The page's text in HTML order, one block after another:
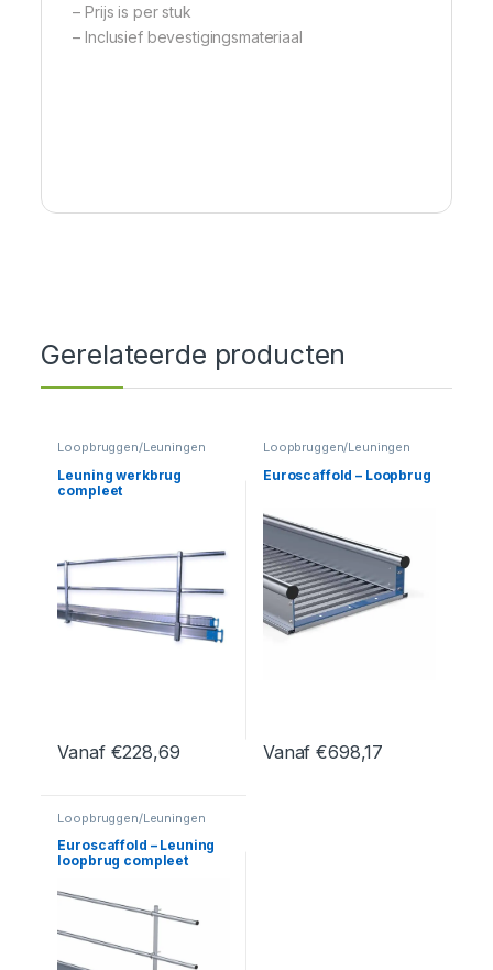
– Prijs is per stuk
– Inclusief bevestigingsmateriaal
Gerelateerde producten
Loopbruggen/Leuningen
Leuning werkbrug
compleet
Vanaf €228,69
Loopbruggen/Leuningen
Euroscaffold – Loopbrug
Vanaf €698,17
Loopbruggen/Leuningen
Euroscaffold – Leuning
loopbrug compleet